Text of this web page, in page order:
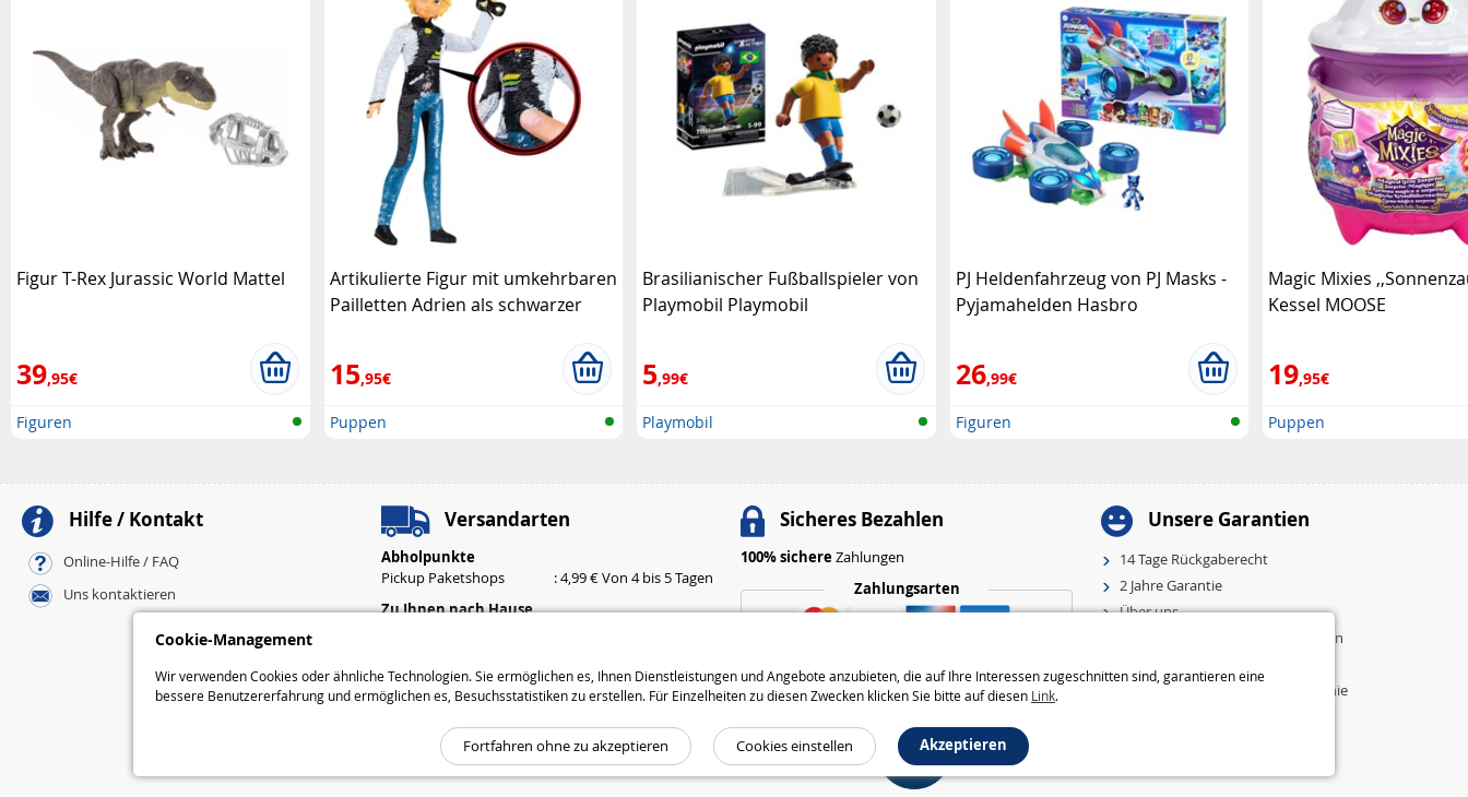
Cookie-Management
Wir verwenden Cookies oder ähnliche Technologien. Sie ermöglichen es, Ihnen Dienstleistungen und Angebote anzubieten, die auf Ihre Interessen zugeschnitten sind, garantieren eine
bessere Benutzererfahrung und ermöglichen es, Besuchsstatistiken zu erstellen. Für Einzelheiten zu diesen Zwecken klicken Sie bitte auf diesen Link.
Akzeptieren
Cookies einstellen
Fortfahren ohne zu akzeptieren
Figur T-Rex Jurassic World Mattel
39,95€
Figuren
Artikulierte Figur mit umkehrbaren
Pailletten Adrien als schwarzer
15,95€
Puppen
Brasilianischer Fußballspieler von
Playmobil Playmobil
5,99€
Playmobil
PJ Heldenfahrzeug von PJ Masks -
Pyjamahelden Hasbro
26,99€
Figuren
Magic Mixies
Kessel MOOSE
19,95€
Puppen
Hilfe / Kontakt
Online-Hilfe / FAQ
Uns kontaktieren
Versandarten
Abholpunkte
Pickup Paketshops
: 4,99 € Von 4 bis 5 Tagen
Zu Ihnen nach Hause
Versandarten
Sicheres Bezahlen
100% sichereZahlungen
Zahlungsarten
Unsere Garantien
14 Tage Rückgaberecht
2 Jahre Garantie
Über uns
Allgemeine Geschäftsbedingungen
Einstellungen und Cookie-Richtlinie